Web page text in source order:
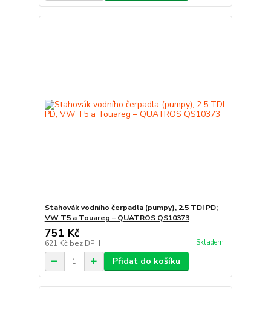
Stahovák vodního čerpadla (pumpy), 2.5 TDI PD;
VW T5 a Touareg – QUATROS QS10373
751 Kč
621 Kč bez DPH Skladem
Přidat do košíku